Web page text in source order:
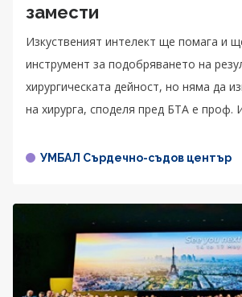
замести
Изкуственият интелект ще помага и
инструмент за подобряването на
хирургическата дейност, но няма да
на хирурга, споделя пред БТА е проф.
УМБАЛ Сърдечно-съдов център